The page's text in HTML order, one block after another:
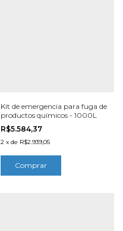
Kit de emergencia para fuga de
productos químicos - 1000L
R$5.584,37
2 x de R$2.939,05